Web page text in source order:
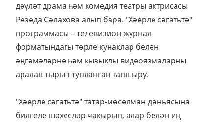
дәүләт драма һәм комедия театры актрисасы
Резеда Сәлахова алып бара. "Хәерле сәгатьтә"
программасы – телевизион журнал
форматындагы төрле кунаклар белән
әңгәмәләрне һәм кызыклы видеоязмаларны
аралаштырып тупланган тапшыру.
"Хәерле сәгатьтә" татар-мөселман дөньясына
билгеле шәхесләр чакырып, алар белән иң